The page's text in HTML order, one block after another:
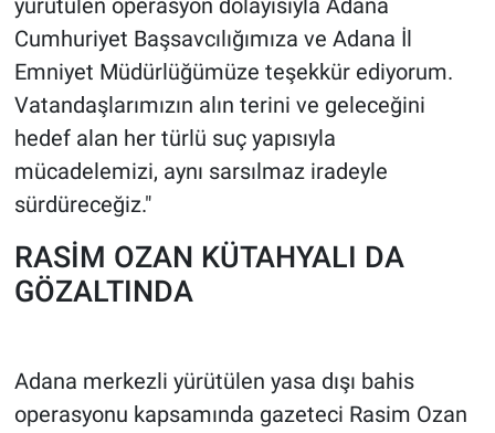
yürütülen operasyon dolayısıyla Adana
Cumhuriyet Başsavcılığımıza ve Adana İl
Emniyet Müdürlüğümüze teşekkür ediyorum.
Vatandaşlarımızın alın terini ve geleceğini
hedef alan her türlü suç yapısıyla
mücadelemizi, aynı sarsılmaz iradeyle
sürdüreceğiz."
RASİM OZAN KÜTAHYALI DA
GÖZALTINDA
Adana merkezli yürütülen yasa dışı bahis
operasyonu kapsamında gazeteci Rasim Ozan